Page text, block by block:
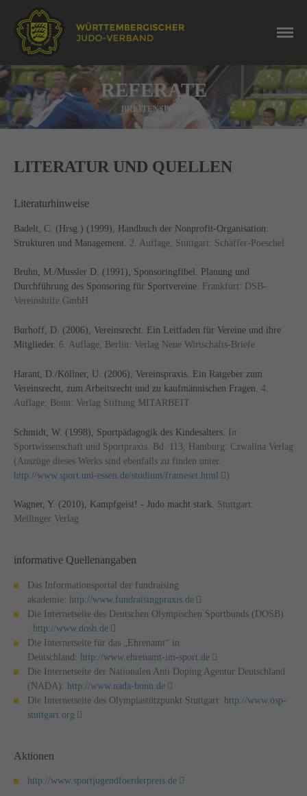
REFERATE
BREITENSPORT
LITERATUR UND QUELLEN
Literaturhinweise
Badelt, C. (Hrsg.) (1999), Handbuch der Nonprofit-Organisation:
Strukturen und Management.
2. Auflage, Stuttgart: Schäffer-Poeschel
Bruhn, M./Mussler D. (1991), Sponsoringfibel. Planung und
Durchführung des Sponsoring für Sportvereine. Frankfurt: DSB-
Vereinshilfe GmbH
Burhoff, D. (2006), Vereinsrecht. Ein Leitfaden für Vereine und ihre
Mitglieder. 6. Auflage, Berlin: Verlag Neue Wirtschafts-Briefe
Harant, D./Köllner, U. (2006), Vereinspraxis. Ein Ratgeber zum
Vereinsrecht, zum Arbeitsrecht und zu kaufmännischen Fragen. 4.
Auflage, Bonn: Verlag Stiftung MITARBEIT
Schmidt, W. (1998), Sportpädagogik des Kindesalters. In:
Sportwissenschaft und Sportpraxis. Bd. 113, Hamburg: Czwalina Verlag
(Auszüge dieses Werks sind ebenfalls zu finden unter:
http://www.sport.uni-essen.de/studium/frameset.html
)
Wagner, Y. (2010), Kampfgeist! - Judo macht stark. Stuttgart:
Mellinger Verlag
informative Quellenangaben
Das Informationsportal der fundraising
akademie: http://www.fundraisingpraxis.de
Die Internetseite des Deutschen Olympischen Sportbunds (DOSB)
: http://www.dosb.de
Die Internetseite für das „Ehrenamt“ in
Deutschland: http://www.ehrenamt-im-sport.de
Die Internetseite der Nationalen Anti Doping Agentur Deutschland
(NADA): http://www.nada-bonn.de
Die Internetseite des Olympiastützpunkt Stuttgart: http://www.osp-
stuttgart.org
Aktionen
http://www.sportjugendfoerderpreis.de